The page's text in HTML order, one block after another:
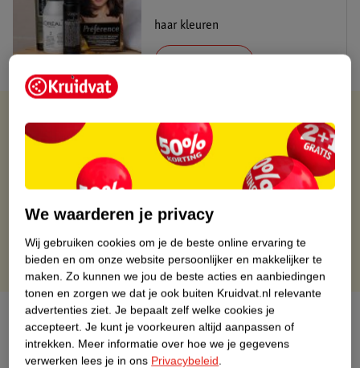
haar kleuren
Verkocht en verstuurd doorLexibook
Binnen 1 werkdag verstuurd
Gratis thuisbezorgd
Gratis retourneren via verkooppartner.
Gratis punten met je Kruidvat kaart
Over dit product
Productinformatie
We waarderen je privacy
Wij gebruiken cookies om je de beste online ervaring te
bieden en om onze website persoonlijker en makkelijker te
maken. Zo kunnen we jou de beste acties en aanbiedingen
tonen en zorgen we dat je ook buiten Kruidvat.nl relevante
advertenties ziet. Je bepaalt zelf welke cookies je
accepteert. Je kunt je voorkeuren altijd aanpassen of
intrekken. Meer informatie over hoe we je gegevens
verwerken lees je in ons Privacybeleid.